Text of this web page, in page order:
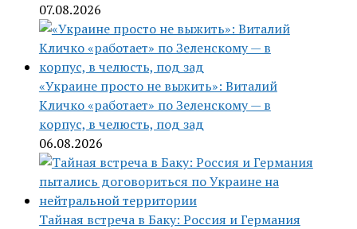
07.08.2026
«Украине просто не выжить»: Виталий
Кличко «работает» по Зеленскому — в
корпус, в челюсть, под зад
06.08.2026
Тайная встреча в Баку: Россия и Германия